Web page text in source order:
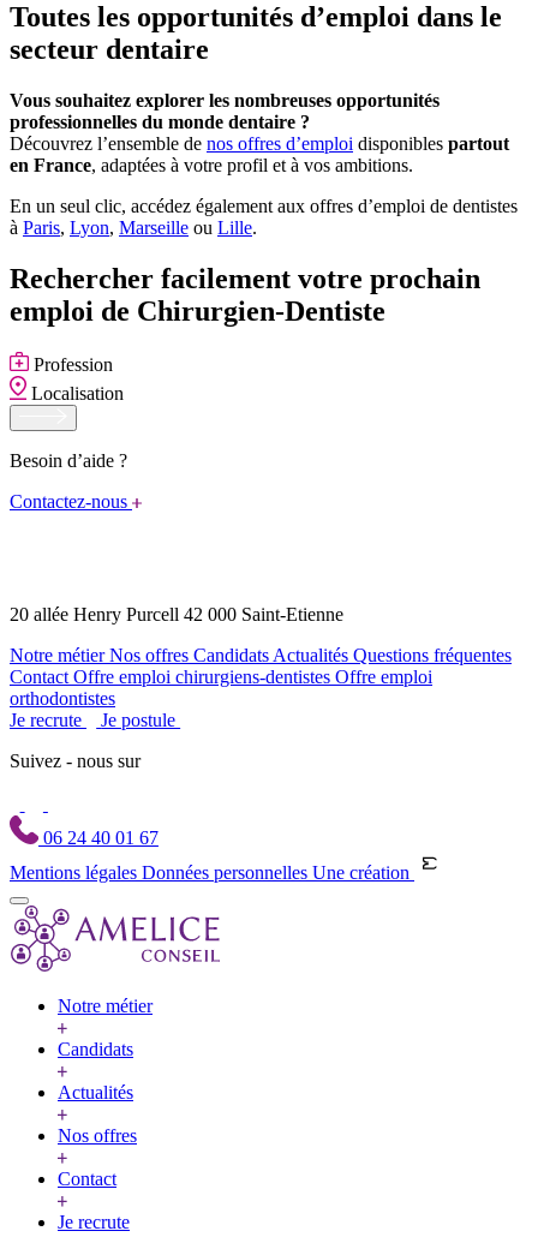
Toutes les opportunités d’emploi dans le
secteur dentaire
Vous souhaitez explorer les nombreuses opportunités
professionnelles du monde dentaire ?
Découvrez l’ensemble de nos offres d’emploi disponibles partout
en France, adaptées à votre profil et à vos ambitions.
En un seul clic, accédez également aux offres d’emploi de dentistes
à Paris, Lyon, Marseille ou Lille.
Rechercher facilement votre prochain
emploi de Chirurgien-Dentiste
Profession
Localisation
Besoin d’aide ?
Contactez-nous
20 allée Henry Purcell 42 000 Saint-Etienne
Notre métierNos offres Candidats Actualités Questions fréquentes
Contact Offre emploi chirurgiens-dentistes Offre emploi
orthodontistes
Je recrute
Je postule
Suivez - nous sur
06 24 40 01 67
Mentions légales Données personnelles Une création
Notre métier
Candidats
Actualités
Nos offres
Contact
Je recrute